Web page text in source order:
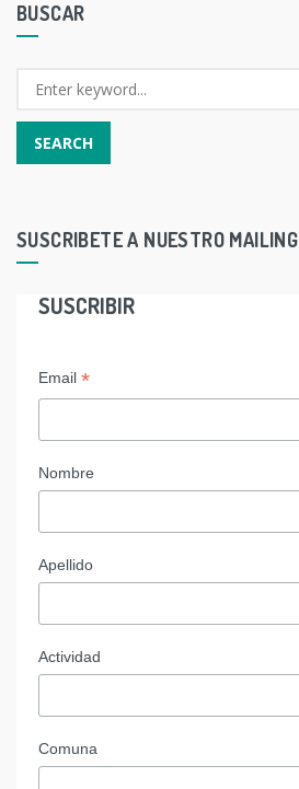
BUSCAR
SUSCRIBETE A NUESTRO MAILING
SUSCRIBIR
Email *
Nombre
Apellido
Actividad
Comuna